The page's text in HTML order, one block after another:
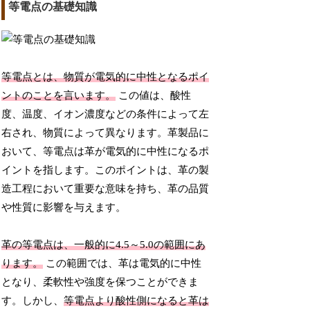
等電点の基礎知識
等電点とは、物質が電気的に中性となるポイ
ントのことを言います。 この値は、酸性
度、温度、イオン濃度などの条件によって左
右され、物質によって異なります。革製品に
おいて、等電点は革が電気的に中性になるポ
イントを指します。このポイントは、革の製
造工程において重要な意味を持ち、革の品質
や性質に影響を与えます。
革の等電点は、一般的に4.5～5.0の範囲にあ
ります。 この範囲では、革は電気的に中性
となり、柔軟性や強度を保つことができま
す。しかし、等電点より酸性側になると革は